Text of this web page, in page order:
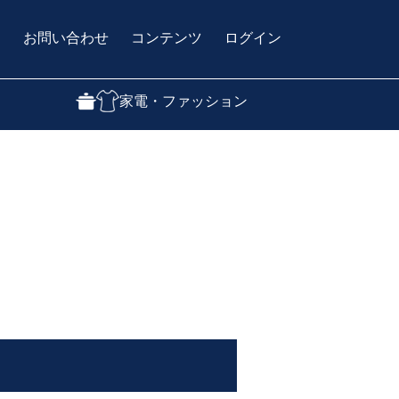
お問い合わせ コンテンツ ログイン
家電・ファッション